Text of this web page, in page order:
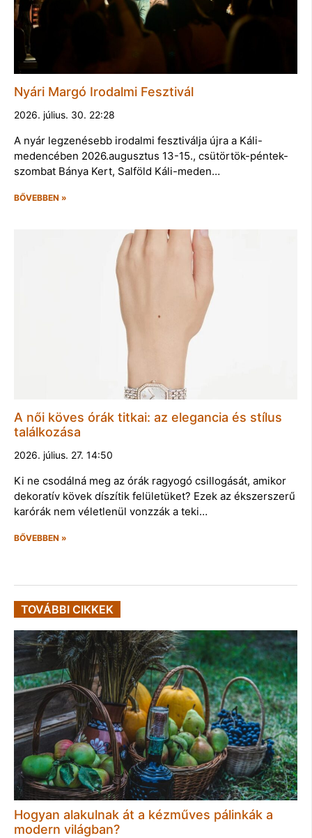
Nyári Margó Irodalmi Fesztivál
2026. július. 30. 22:28
A nyár legzenésebb irodalmi fesztiválja újra a Káli-
medencében 2026.augusztus 13-15., csütörtök-péntek-
szombat Bánya Kert, Salföld Káli-meden…
BŐVEBBEN »
A női köves órák titkai: az elegancia és stílus
találkozása
2026. július. 27. 14:50
Ki ne csodálná meg az órák ragyogó csillogását, amikor
dekoratív kövek díszítik felületüket? Ezek az ékszerszerű
karórák nem véletlenül vonzzák a teki…
BŐVEBBEN »
TOVÁBBI CIKKEK
Hogyan alakulnak át a kézműves pálinkák a
modern világban?